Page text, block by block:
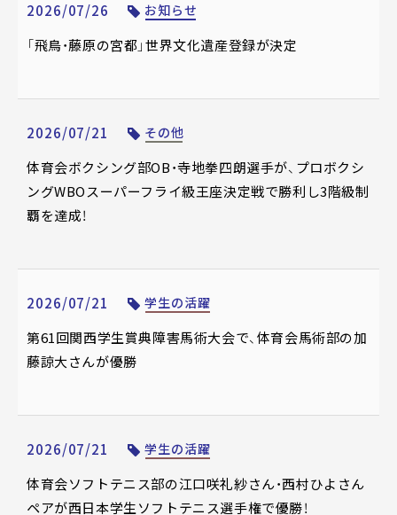
2026/07/26 お知らせ
「飛鳥・藤原の宮都」世界文化遺産登録が決定
2026/07/21 その他
体育会ボクシング部OB・寺地拳四朗選手が、プロボクシ
ングWBOスーパーフライ級王座決定戦で勝利し3階級制
覇を達成！
2026/07/21 学生の活躍
第61回関西学生賞典障害馬術大会で、体育会馬術部の加
藤諒大さんが優勝
2026/07/21 学生の活躍
体育会ソフトテニス部の江口咲礼紗さん・西村ひよさん
ペアが西日本学生ソフトテニス選手権で優勝！